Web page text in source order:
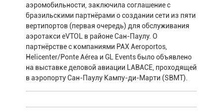
аэромобильности, заключила соглашение с
бразильскими партнёрами о создании сети из пяти
вертипортов (первая очередь) для обслуживания
аэротакси eVTOL в районе Сан-Паулу. О
партнёрстве с компаниями PAX Aeroportos,
Helicenter/Ponte Aérea и GL Events было объявлено
на выставке деловой авиации LABACE, проходящей
в аэропорту Сан-Паулу Кампу-ди-Марти (SBMT).